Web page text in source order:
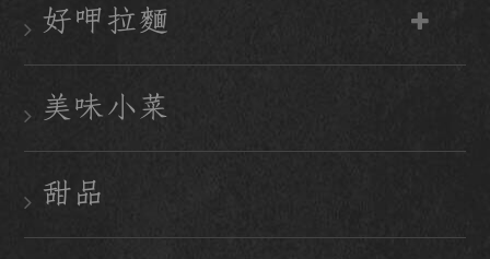
好呷拉麵
美味小菜
甜品